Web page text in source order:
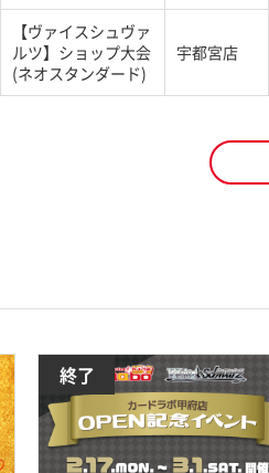
【ヴァイスシュヴァ
ルツ】ショップ大会
(ネオスタンダード)
宇都宮店
終了